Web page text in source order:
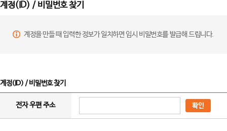
계정(ID) / 비밀번호 찾기
계정을 만들 때 입력한 정보가 일치하면 임시 비밀번호를 발급해 드립니다.
계정(ID) / 비밀번호 찾기
전자 우편 주소 확인